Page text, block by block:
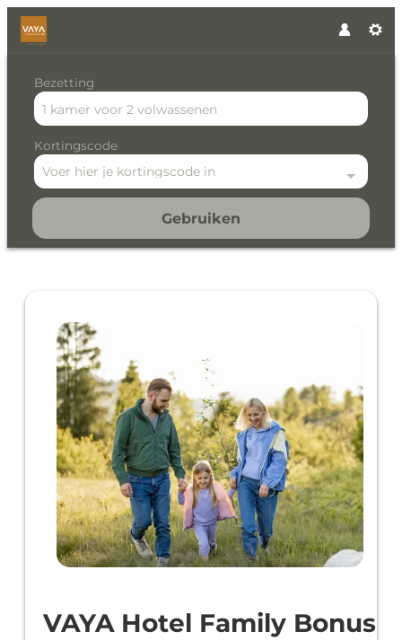
Bezetting
1 kamer voor 2 volwassenen
Kortingscode
Voer hier je kortingscode in
Gebruiken
Offer details of VAYA Hotel
VAYA Hotel Family Bonus